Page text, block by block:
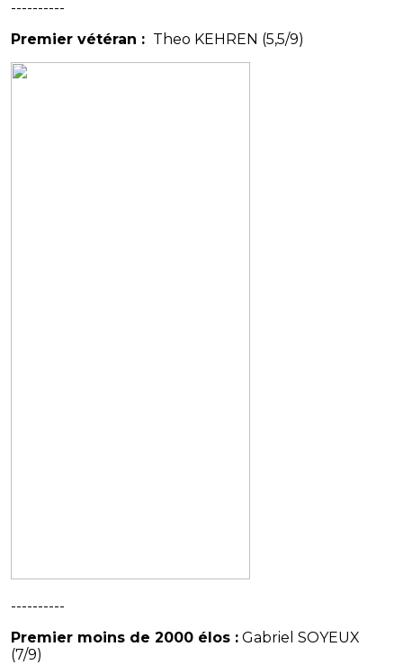
----------
Premier vétéran : Theo KEHREN (5,5/9)
----------
Premier moins de 2000 élos : Gabriel SOYEUX
(7/9)